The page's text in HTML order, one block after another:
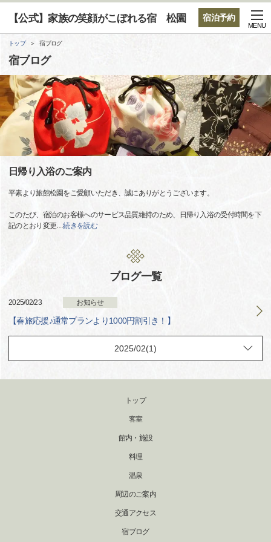
宿泊予約
【公式】家族の笑顔がこぼれる宿 松園
MENU
トップ 宿ブログ
宿ブログ
日帰り入浴のご案内
平素より旅館松園をご愛顧いただき、誠にありがとうございます。
このたび、宿泊のお客様へのサービス品質維持のため、日帰り入浴の受付時間を下
記のとおり変更…続きを読む
ブログ一覧
2025/02/23 お知らせ
【春旅応援♪通常プランより1000円割引き！】
トップ
客室
館内・施設
料理
温泉
周辺のご案内
交通アクセス
宿ブログ